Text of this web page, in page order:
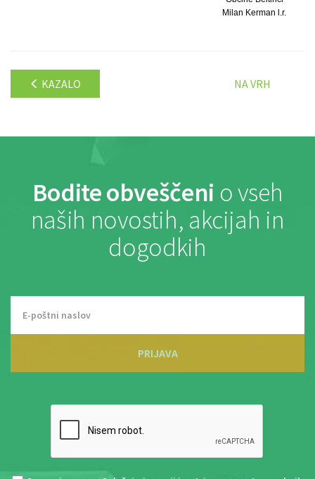
Milan Kerman l.r.
KAZALO NA VRH
Bodite obveščeni o vseh
naših novostih, akcijah in
dogodkih
PRIJAVA